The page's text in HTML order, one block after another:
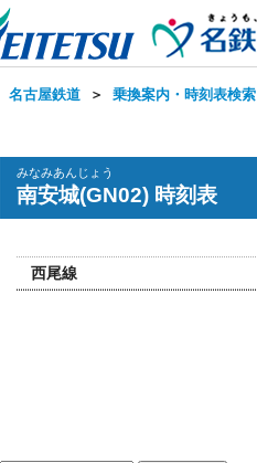
名古屋鉄道 ＞ 乗換案内・時刻表検索
みなみあんじょう
南安城(GN02) 時刻表
西尾線